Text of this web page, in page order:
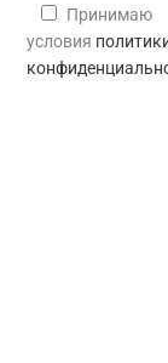
Принимаю
условия